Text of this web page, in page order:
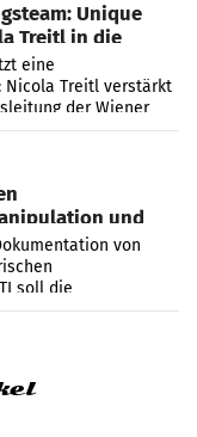
Unique
Treitl in die
eine
Nicola Treitl verstärkt
der Wiener
von Josef Kalina und
und
von
soll die
Manipulation und